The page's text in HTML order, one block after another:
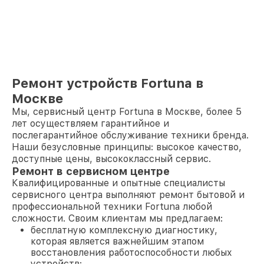
Ремонт устройств Fortuna в
Москве
Мы, сервисный центр Fortuna в Москве, более 5
лет осуществляем гарантийное и
послегарантийное обслуживание техники бренда.
Наши безусловные принципы: высокое качество,
доступные цены, высококлассный сервис.
Ремонт в сервисном центре
Квалифицированные и опытные специалисты
сервисного центра выполняют ремонт бытовой и
профессиональной техники Fortuna любой
сложности. Своим клиентам мы предлагаем:
бесплатную комплексную диагностику,
которая является важнейшим этапом
восстановления работоспособности любых